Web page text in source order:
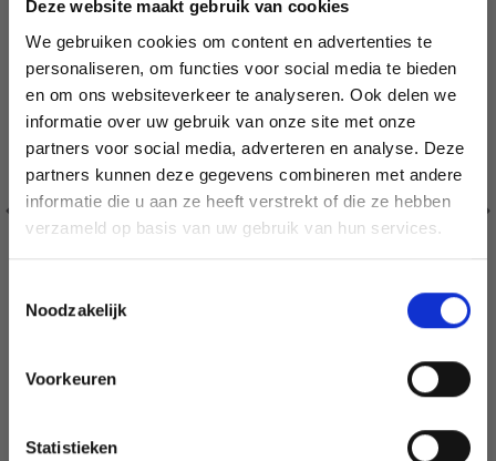
Deze website maakt gebruik van cookies
We gebruiken cookies om content en advertenties te
personaliseren, om functies voor social media te bieden
en om ons websiteverkeer te analyseren. Ook delen we
informatie over uw gebruik van onze site met onze
partners voor social media, adverteren en analyse. Deze
partners kunnen deze gegevens combineren met andere
informatie die u aan ze heeft verstrekt of die ze hebben
verzameld op basis van uw gebruik van hun services.
Noodzakelijk
Voorkeuren
Statistieken
BORDUURPAKKET KLAPROZEN 39 X 39 CM
Économisez jusqu'à 50 %
Soyez le premier à connaître nos soldes et